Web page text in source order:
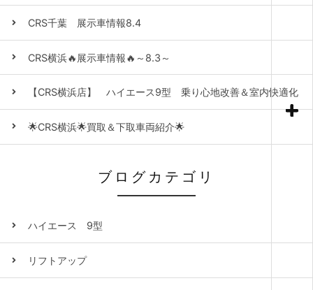
CRS千葉 展示車情報8.4
CRS横浜🔥展示車情報🔥～8.3～
【CRS横浜店】 ハイエース9型 乗り心地改善＆室内快適化
🌟CRS横浜🌟買取＆下取車両紹介🌟
ブログカテゴリ
ハイエース 9型
リフトアップ